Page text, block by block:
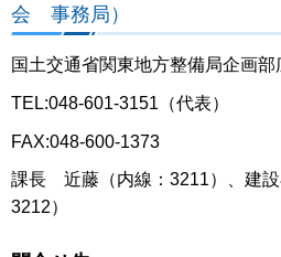
会 事務局）
国土交通省関東地方整備局企画部
TEL:048-601-3151（代表）
FAX:048-600-1373
課⻑ 近藤（内線：3211）、建
3212）